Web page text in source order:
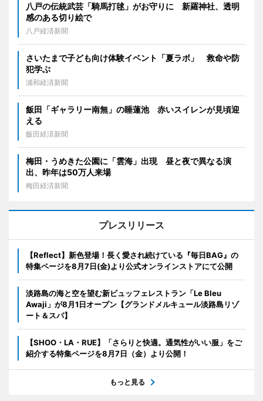
八戸の伝統武芸「騎馬打毬」がお守りに 新羅神社、透明
感のある切り絵で
八戸経済新聞
さいたまで子ども向け体験イベント「夏ラボ」 救命や防
犯学ぶ
浦和経済新聞
飯田「ギャラリー南無」の睡蓮池 赤いスイレンが見頃迎
える
飯田経済新聞
梅田・うめきた公園に「雲海」出現 昼と夜で異なる演
出、昨年は50万人来場
梅田経済新聞
プレスリリース
【Reflect】新色登場！長く愛され続けている『毎日BAG』の
特集ページを8月7日(金)より公式オンラインストアにて公開
淡路島の海と空を望む新ビュッフェレストラン「Le Bleu
Awaji」が8月1日オープン【グランドメルキュール淡路島リゾ
ート＆スパ】
【SHOO・LA・RUE】「さらりと快適。通気性がいい服」をご
紹介する特集ページを8月7日（金）より公開！
もっと見る